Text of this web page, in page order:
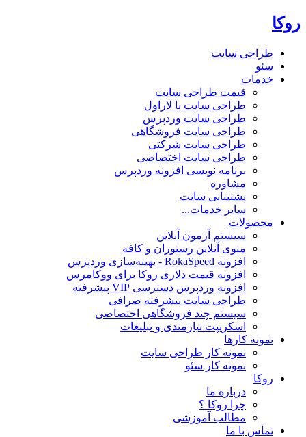
روکا
طراحی سایت
سئو
خدمات
قیمت طراحی سایت
طراحی سایت با لاراول
طراحی سایت وردپرس
طراحی سایت فروشگاهی
طراحی سایت شرکتی
طراحی سایت اختصاصی
برنامه نویسی افزونه وردپرس
مشاوره
پشتیبانی سایت
سایر خدمات...
محصولات
سیستم آزمون آنلاین
منوی آنلاین رستوران و کافه
افزونه RokaSpeed - بهینه‌سازی وردپرس
افزونه قیمت دلاری روکا برای ووکامرس
افزونه وردپرس دسترسی VIP پیشرفته
طراحی سایت پیشرفته صرافی
سیستم چند فروشگاهی اختصاصی
اسکریپت نیازمندی و تبلیغات
نمونه کارها
نمونه کار طراحی سایت
نمونه کار سئو
روکا
درباره ما
چرا روکا ؟
مطالب آموزشی
تماس با ما